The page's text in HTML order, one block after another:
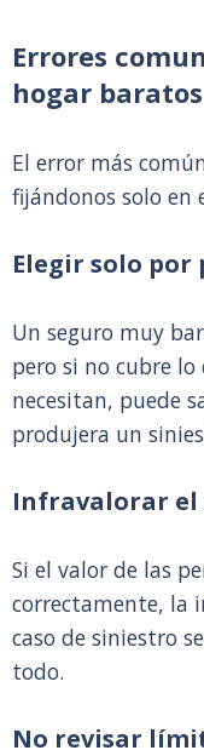
Errores
hogar baratos
El error más
fijándonos solo en
Elegir solo por
Un seguro muy
pero si no cubre lo
necesitan, puede
produjera un
Infravalorar el
Si el valor de las
correctamente, la
caso de siniestro
todo.
No revisar